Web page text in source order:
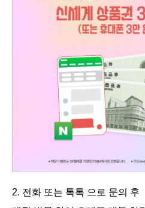
2. 전화 또는 톡톡 으로 문의 후